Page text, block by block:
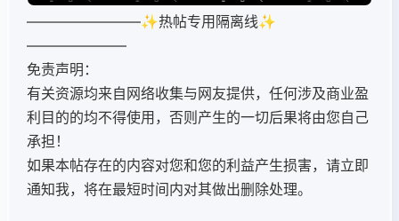
————————✨热帖专用隔离线✨
———————
免责声明：
有关资源均来自网络收集与网友提供，任何涉及商业盈
利目的的均不得使用，否则产生的一切后果将由您自己
承担！
如果本帖存在的内容对您和您的利益产生损害，请立即
通知我，将在最短时间内对其做出删除处理。